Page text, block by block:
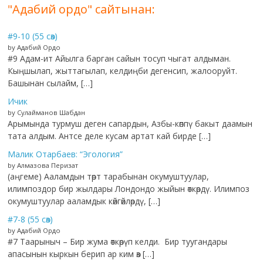
"Адабий ордо" сайтынан:
#9-10 (55 сөз)
by Адабий Ордо
#9 Адам-ит Айылга барган сайын тосуп чыгат алдыман.
Кыңшылап, жыттагылап, келдиңби дегенсип, жалооруйт.
Башынан сылайм, […]
Ичик
by Сулайманов Шабдан
Арымында турмуш деген сапардын, Азбы-көппү бакыт даамын
тата алдым. Антсе деле кусам артат кай бирде […]
Малик Отарбаев: “Эгология”
by Алмазова Перизат
(аңгеме) Ааламдын төрт тарабынан окумуштуулар,
илимпоздор бир жылдары Лондондо жыйын өткөрдү. Илимпоз
окумуштуулар ааламдык көйгөйлөрдү, […]
#7-8 (55 сөз)
by Адабий Ордо
#7 Таарыныч – Бир жума өткөрүп келди. Бир туугандары
апасынын кыркын берип ар ким өз […]